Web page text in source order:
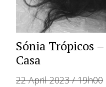
Sónia Trópicos
Casa
22 April 2023 / 19h00